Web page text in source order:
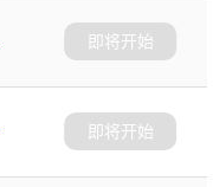
即将开始
即将开始